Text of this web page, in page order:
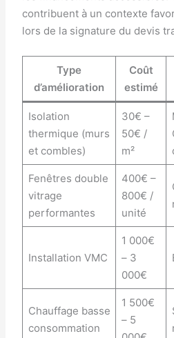
contribuent à un contexte
lors de la signature du devis
Type
d’amélioration
Coût
estimé
Isolation
thermique (murs
et combles)
30€ –
50€ /
m²
Fenêtres double
vitrage
performantes
400€ –
800€ /
unité
Installation VMC
1 000€
– 3
000€
Chauffage basse
consommation
1 500€
– 5